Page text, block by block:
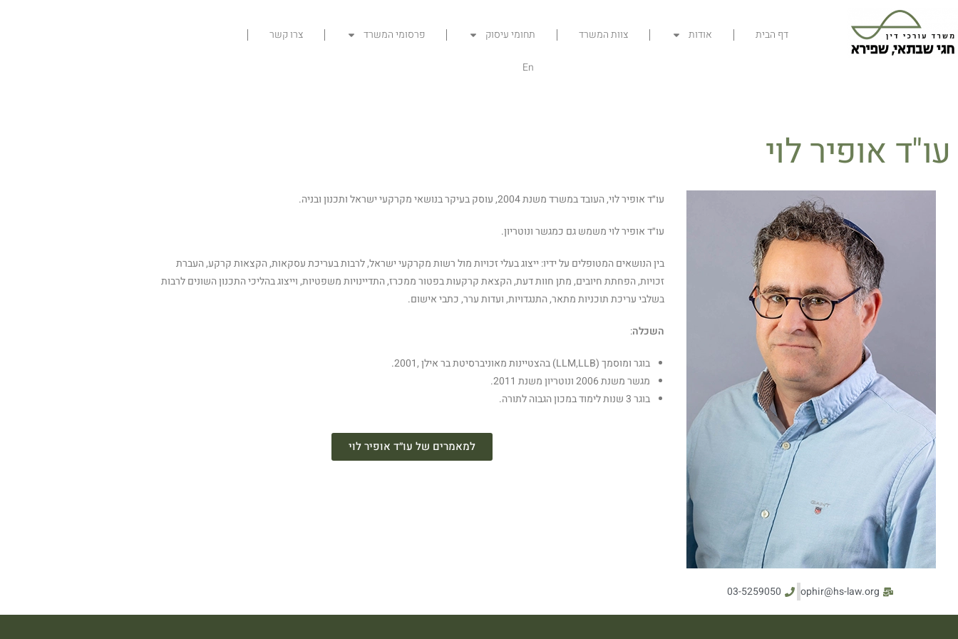
דף הבית אודות צוות המשרד תחומי עיסוק פרסומי המשרד צרו קשר
En
עו"ד אופיר לוי
ophir@hs-law.org
03-5259050
עו״ד אופיר לוי, העובד במשרד משנת 2004, עוסק בעיקר בנושאי מקרקעי ישראל ותכנון ובניה.
עו״ד אופיר לוי משמש גם כמגשר ונוטריון.
בין הנושאים המטופלים על ידיו: ייצוג בעלי זכויות מול רשות מקרקעי ישראל, לרבות בעריכת עסקאות, הקצאות קרקע, העברת
זכויות, הפחתת חיובים, מתן חוות דעת, הקצאת קרקעות בפטור ממכרז, התדיינויות משפטיות, וייצוג בהליכי התכנון השונים לרבות
בשלבי עריכת תוכניות מתאר, התנגדויות, ועדות ערר, כתבי אישום.
השכלה:
בוגר ומוסמך (LLM,LLB) בהצטיינות מאוניברסיטת בר אילן ,2001.
מגשר משנת 2006 ונוטריון משנת 2011.
בוגר 3 שנות לימוד במכון הגבוה לתורה.
למאמרים של עו״ד אופיר לוי